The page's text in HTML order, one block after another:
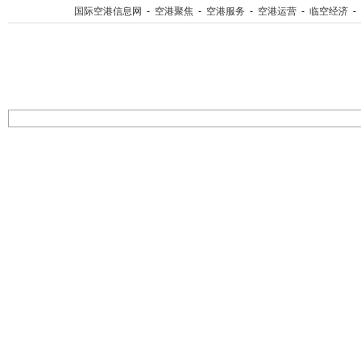
国际空港信息网 - 空港聚焦 - 空港服务 - 空港运营 - 临空经济 -